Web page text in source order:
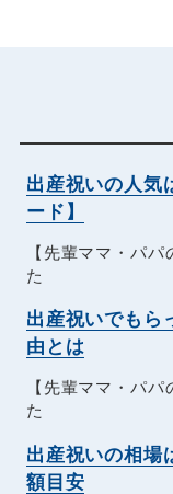
出産祝いの人気
ード】
【先輩ママ・パ
た
出産祝いでもら
由とは
【先輩ママ・パ
た
出産祝いの相場
額目安